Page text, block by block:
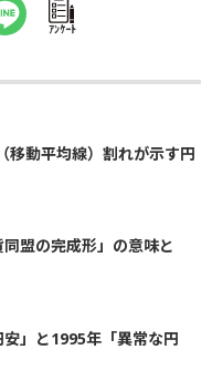
ｱﾝｹｰﾄ
移動平均線）割れが示す円
同盟の完成形」の意味と
安」と1995年「異常な円